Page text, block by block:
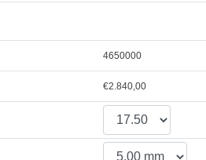
4650000
€2.840,00